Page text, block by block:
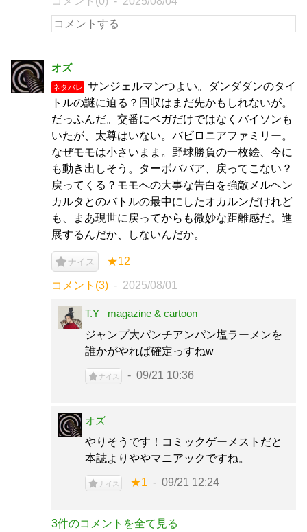
オズ
ネタバレ
サンジェルマンつよい。ダンダダンのタイ
トルの謎に迫る？回収はまだ先かもしれないが。
だっふんだ。交番にベガだけではなくバイソンも
いたが、太尊はいない。バビロニアファミリー。
なぜモモは小さいまま。野球勝負の一枚絵、今に
も動き出しそう。ターボババア、戻ってこない？
戻ってくる？モモへの大事な告白を強敵メルヘン
カルタとのバトルの最中にしたオカルンだけれど
も、まあ現世に戻ってからも微妙な距離感だ。進
展するんだか、しないんだか。
ナイス ★12
コメント(3) 2025/08/01
T.Y_ magazine & cartoon
ジャンプ大パンチアンパン塩ラーメンを
誰かがやれば確定っすねw
ナイス 09/21 10:36
オズ
やりそうです！コミックゲーメストだと
本誌よりややマニアックですね。
ナイス ★1 09/21 12:24
3件のコメントを全て見る